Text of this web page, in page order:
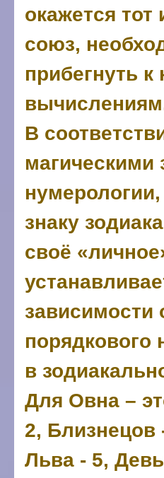
окажется тот
союз,
прибегнуть
В
магическими
знаку
своё
зависимости
порядкового
в
Для Овна –
2, Близнецов
Льва - 5,